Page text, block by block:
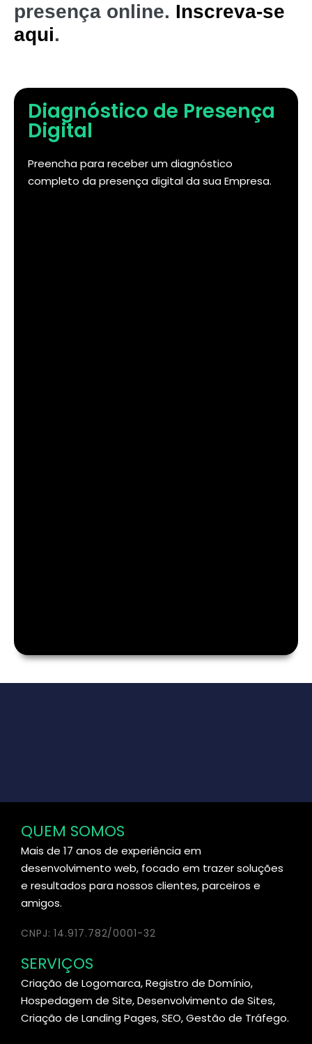
presença online. Inscreva-se
aqui.
Diagnóstico de Presença
Digital
Preencha para receber um diagnóstico
completo da presença digital da sua Empresa.
QUEM SOMOS
Mais de 17 anos de experiência em
desenvolvimento web, focado em trazer soluções
e resultados para nossos clientes, parceiros e
amigos.
CNPJ: 14.917.782/0001-32
SERVIÇOS
Criação de Logomarca, Registro de Domínio,
Hospedagem de Site, Desenvolvimento de Sites,
Criação de Landing Pages, SEO, Gestão de Tráfego.